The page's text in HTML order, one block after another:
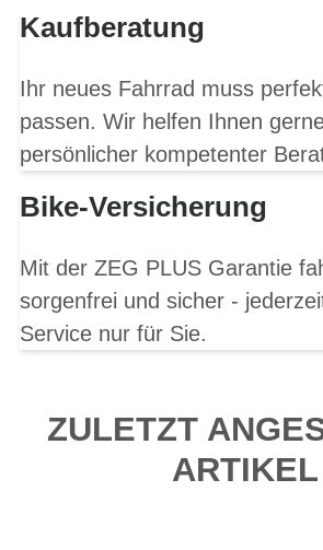
Kaufberatung
Ihr neues Fahrrad muss
passen. Wir helfen Ihnen
persönlicher kompetenter
Bike-Versicherung
Mit der ZEG PLUS Garantie
sorgenfrei und sicher -
Service nur für Sie.
ZULETZT
ARTIKEL